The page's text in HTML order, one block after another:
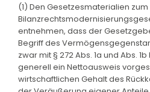
(1) Den Gesetzesmaterialien zum
entnehmen, dass der
Begriff des
zwar mit § 272 Abs. 1a und Abs.
generell ein Nettoausweis
wirtschaftlichen Gehalt des